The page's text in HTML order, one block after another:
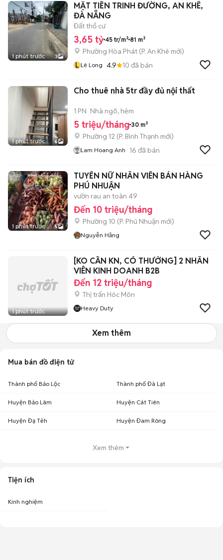
1 phút trước 3
MẶT TIỀN TRINH ĐƯỜNG, AN KHÊ,
ĐÀ NẴNG
Đất thổ cư
3,65 tỷ 45 tr/m² 81 m²
Phường Hòa Phát (P. An Khê mới)
L Lê Long 4.9 10 đã bán
1 phút trước 6
Cho thuê nhà 5tr đầy đủ nội thất
1 PN Nhà ngõ, hẻm
5 triệu/tháng 30 m²
Phường 12 (P. Bình Thạnh mới)
Lam Hoang Anh 16 đã bán
1 phút trước 5
TUYỂN NỮ NHÂN VIÊN BÁN HÀNG
PHÚ NHUẬN
vườn rau an toàn 49
Đến 10 triệu/tháng
Phường 10 (P. Phú Nhuận mới)
Nguyễn Hằng
1 phút trước
[KO CẦN KN, CÓ THƯỞNG] 2 NHÂN
VIÊN KINH DOANH B2B
Đến 12 triệu/tháng
Thị trấn Hóc Môn
Heavy Duty
Xem thêm
Mua bán đồ điện tử
Thành phố Bảo Lộc Thành phố Đà Lạt
Huyện Bảo Lâm Huyện Cát Tiên
Huyện Đạ Tẻh Huyện Đam Rông
Xem thêm
Tiện ích
Kinh nghiệm